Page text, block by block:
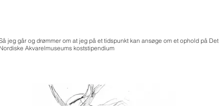
jeg går og drømmer om at jeg på et tidspunkt kan ansøge om et ophold på Det
Akvarelmuseums koststipendium